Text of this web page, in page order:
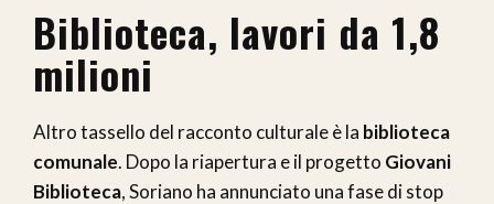
Biblioteca, lavori da 1,8
milioni
Altro tassello del racconto culturale è la biblioteca
comunale. Dopo la riapertura e il progetto Giovani
Biblioteca, Soriano ha annunciato una fase di stop